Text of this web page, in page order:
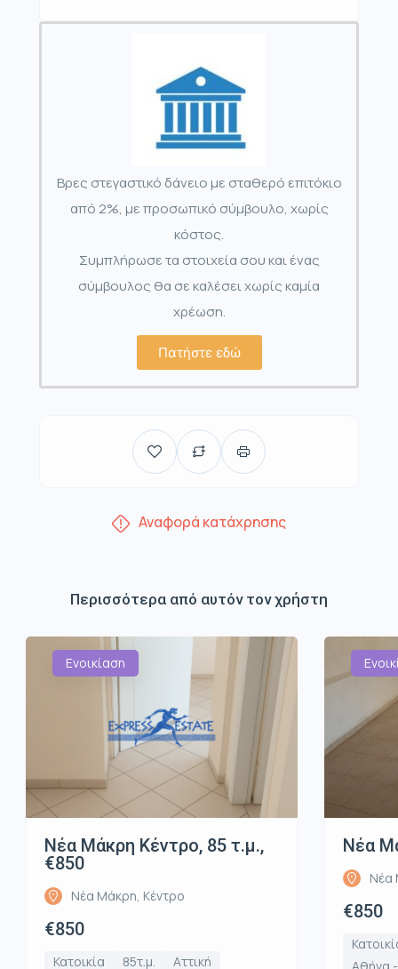
Βρες στεγαστικό δάνειο με σταθερό επιτόκιο
από 2%, με προσωπικό σύμβουλο, χωρίς
κόστος.
Συμπλήρωσε τα στοιχεία σου και ένας
σύμβουλος θα σε καλέσει χωρίς καμία
χρέωση.
Πατήστε εδώ
Αναφορά κατάχρησης
Περισσότερα από αυτόν τον χρήστη
Ενοικίαση
Νέα Μάκρη Κέντρο, 85 τ.μ.,
€850
Νέα Μάκρη, Κέντρο
€850
Κατοικία 85τ.μ. Αττική
Νέα
Νέα
€850